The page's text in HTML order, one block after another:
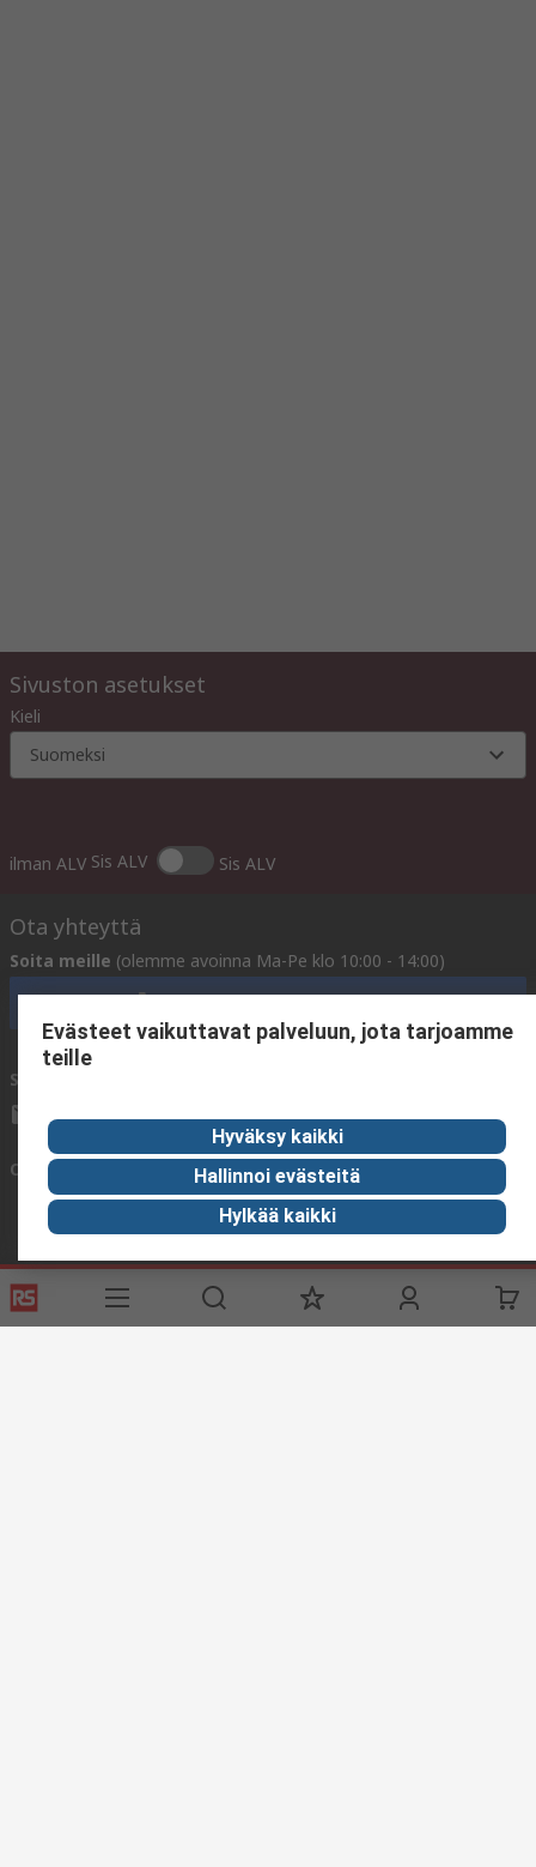
Sivuston asetukset
Kieli
Suomeksi
ilman ALV Sis ALV Sis ALV
Ota yhteyttä
Soita meille (olemme avoinna Ma-Pe klo 10:00 - 14:00)
Sähköpostitse meille
sales@rsdelivers.fi
Ota yhteyttä meihin
Hyödyllisiä linkkejä
Palvelut
Tietoa RS:stä
Evästeet vaikuttavat palveluun, jota tarjoamme
teille
Hyväksy kaikki
Hallinnoi evästeitä
Hylkää kaikki